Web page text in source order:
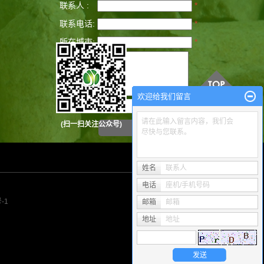
(扫一扫关注公众号)
联系人 :
*
联系电话:
*
所在城市:
*
备注:
*
验证码：
1
欢迎给我们留言
请在此输入留言内容，我们会
尽快与您联系。
姓名 联系人
电话 座机/手机号码
邮箱 邮箱
地址 地址